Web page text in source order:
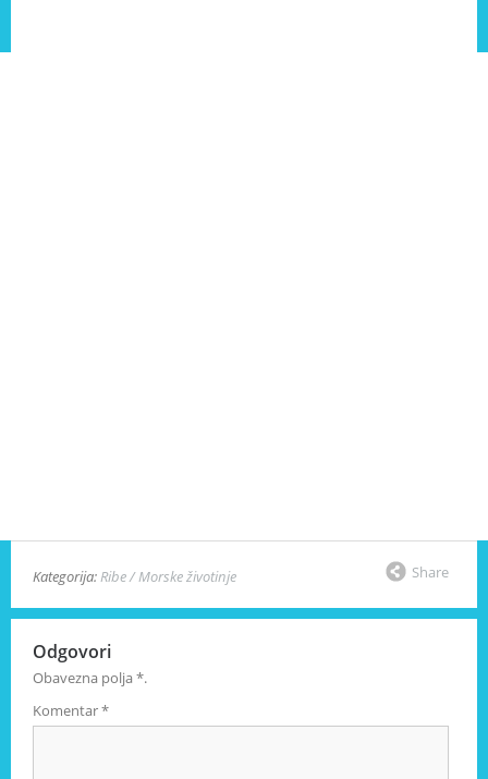
Kategorija: Ribe / Morske životinje Share
Odgovori
Obavezna polja*.
Komentar*